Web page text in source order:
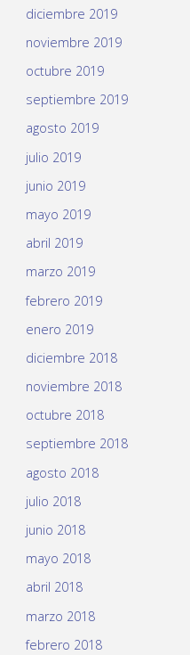
diciembre 2019
noviembre 2019
octubre 2019
septiembre 2019
agosto 2019
julio 2019
junio 2019
mayo 2019
abril 2019
marzo 2019
febrero 2019
enero 2019
diciembre 2018
noviembre 2018
octubre 2018
septiembre 2018
agosto 2018
julio 2018
junio 2018
mayo 2018
abril 2018
marzo 2018
febrero 2018